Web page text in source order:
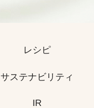
レシピ
サステナビリティ
IR